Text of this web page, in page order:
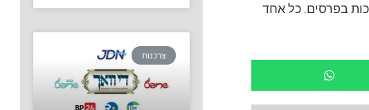
בפרסים. כל אחד
צרכנות